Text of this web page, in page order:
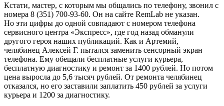
Кстати, мастер, с которым мы общались по телефону, звонил с
номера 8 (351) 700-93-60. Он на сайте RemLab не указан.
Но эти цифры до одной совпадают с номером телефона
сервисного центра «Экспресс», где год назад обманули
другого героя наших публикаций. Как и Артемий,
челябинец Алексей Г. пытался заменить сенсорный экран
телефона. Ему обещали бесплатные услуги курьера,
бесплатную диагностику и ремонт за 1400 рублей. Но потом
цена выросла до 5,6 тысяч рублей. От ремонта челябинец
отказался, но его заставили заплатить 450 рублей за услуги
курьера и 1200 за диагностику.